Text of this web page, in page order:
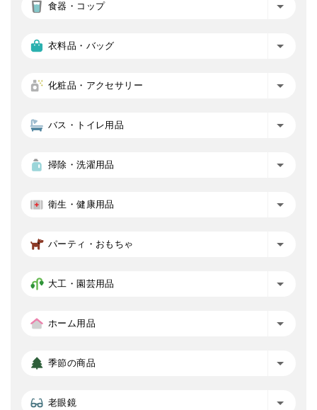
食器・コップ
衣料品・バッグ
化粧品・アクセサリー
バス・トイレ用品
掃除・洗濯用品
衛生・健康用品
パーティ・おもちゃ
大工・園芸用品
ホーム用品
季節の商品
老眼鏡